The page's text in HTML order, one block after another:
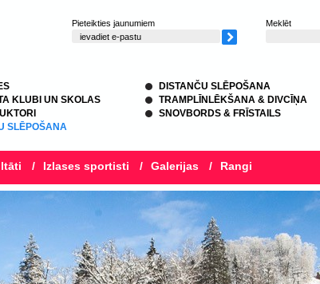
Pieteikties jaunumiem Meklēt
KLUBI UN SKOLAS
SLĒPOŠANA
DISTANČU SLĒPOŠANA
TRAMPLĪNLĒKŠANA & DIVCĪŅA
SNOVBORDS & FRĪSTAILS
/ Izlases sportisti / Galerijas / Rangi